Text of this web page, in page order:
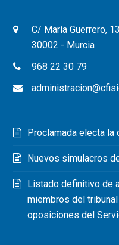
C/ María Guerrero,
30002 - Murcia
968 22 30 79
Proclamada electa la
Nuevos simulacros
Listado definitivo de
miembros del
oposiciones del